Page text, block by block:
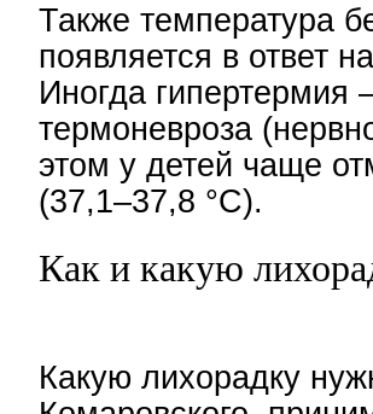
Также температура
появляется в ответ
Иногда гипертермия
термоневроза
этом у детей чаще
(37,1–37,8 °С).
Как и какую
Какую лихорадку